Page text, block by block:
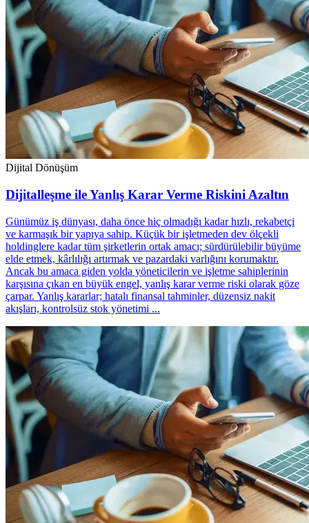
Dijital Dönüşüm
Dijitalleşme ile Yanlış Karar Verme Riskini Azaltın
Günümüz iş dünyası, daha önce hiç olmadığı kadar hızlı, rekabetçi
ve karmaşık bir yapıya sahip. Küçük bir işletmeden dev ölçekli
holdinglere kadar tüm şirketlerin ortak amacı; sürdürülebilir büyüme
elde etmek, kârlılığı artırmak ve pazardaki varlığını korumaktır.
Ancak bu amaca giden yolda yöneticilerin ve işletme sahiplerinin
karşısına çıkan en büyük engel, yanlış karar verme riski olarak göze
çarpar. Yanlış kararlar; hatalı finansal tahminler, düzensiz nakit
akışları, kontrolsüz stok yönetimi ...